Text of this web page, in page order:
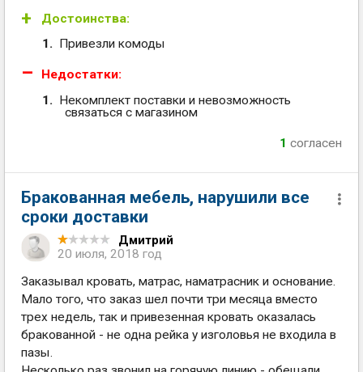
Достоинства:
Привезли комоды
Недостатки:
Некомплект поставки и невозможность
связаться с магазином
1 согласен
Бракованная мебель, нарушили все
сроки доставки
Дмитрий
20 июля, 2018 год
Заказывал кровать, матрас, наматрасник и основание.
Мало того, что заказ шел почти три месяца вместо
трех недель, так и привезенная кровать оказалась
бракованной - не одна рейка у изголовья не входила в
пазы.